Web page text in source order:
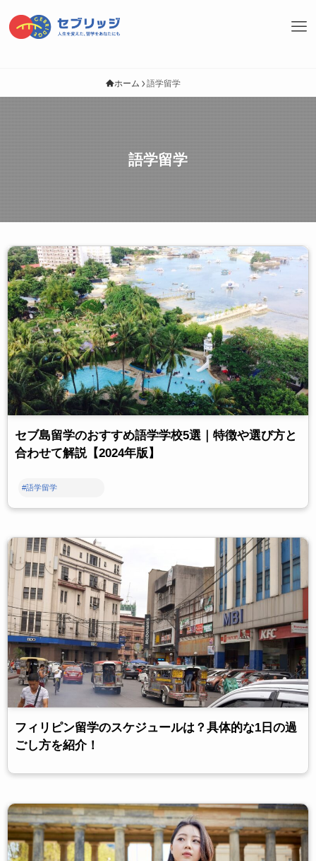
ホーム 語学留学
語学留学
セブ島留学のおすすめ語学学校5選｜特徴や選び方と
合わせて解説【2024年版】
#語学留学
フィリピン留学のスケジュールは？具体的な1日の過
ごし方を紹介！